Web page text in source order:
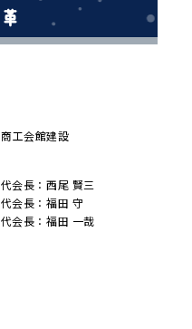
工会館建設
会長：西尾 賢三
会長：福田 守
会長：福田 一哉